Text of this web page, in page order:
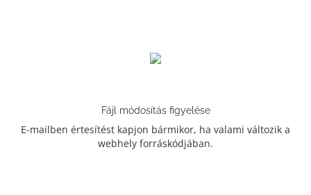
Fájl módosítás figyelése
E-mailben értesítést kapjon bármikor, ha valami változik a
webhely forráskódjában.